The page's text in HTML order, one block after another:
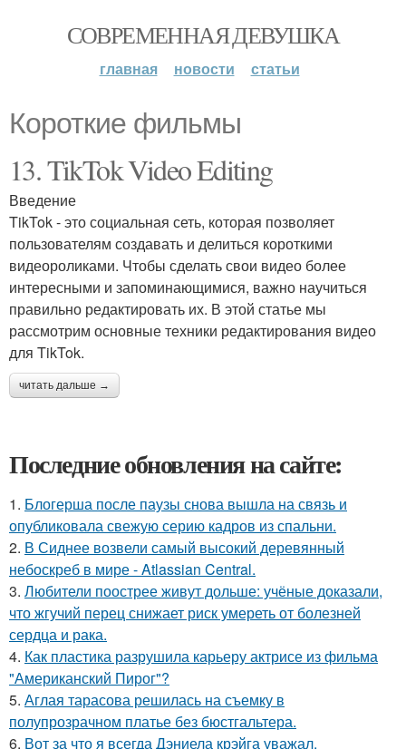
СОВРЕМЕННАЯ ДЕВУШКА
главная новости статьи
Короткие фильмы
13. TikTok Video Editing
Введение
TikTok - это социальная сеть, которая позволяет
пользователям создавать и делиться короткими
видеороликами. Чтобы сделать свои видео более
интересными и запоминающимися, важно научиться
правильно редактировать их. В этой статье мы
рассмотрим основные техники редактирования видео
для TikTok.
читать дальше →
Последние обновления на сайте:
1. Блогерша после паузы снова вышла на связь и
опубликовала свежую серию кадров из спальни.
2. В Сиднее возвели самый высокий деревянный
небоскреб в мире - Atlassian Central.
3. Любители поострее живут дольше: учёные доказали,
что жгучий перец снижает риск умереть от болезней
сердца и рака.
4. Как пластика разрушила карьеру актрисе из фильма
"Американский Пирог"?
5. Аглая тарасова решилась на съемку в
полупрозрачном платье без бюстгальтера.
6. Вот за что я всегда Дэниела крэйга уважал.